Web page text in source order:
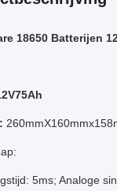
18650 Batterijen
:
5ms; Analoge